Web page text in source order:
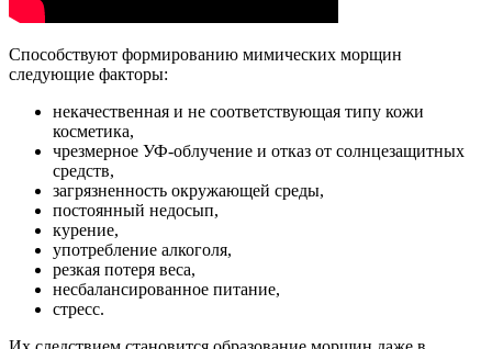
Способствуют формированию мимических морщин
следующие факторы:
некачественная и не соответствующая типу кожи
косметика,
чрезмерное УФ-облучение и отказ от солнцезащитных
средств,
загрязненность окружающей среды,
постоянный недосып,
курение,
употребление алкоголя,
резкая потеря веса,
несбалансированное питание,
стресс.